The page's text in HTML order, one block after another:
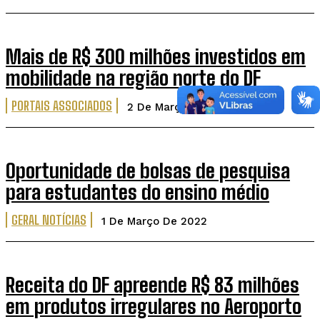
Mais de R$ 300 milhões investidos em
mobilidade na região norte do DF
PORTAIS ASSOCIADOS 2 De Março De 2022
Oportunidade de bolsas de pesquisa
para estudantes do ensino médio
GERAL NOTÍCIAS 1 De Março De 2022
Receita do DF apreende R$ 83 milhões
em produtos irregulares no Aeroporto